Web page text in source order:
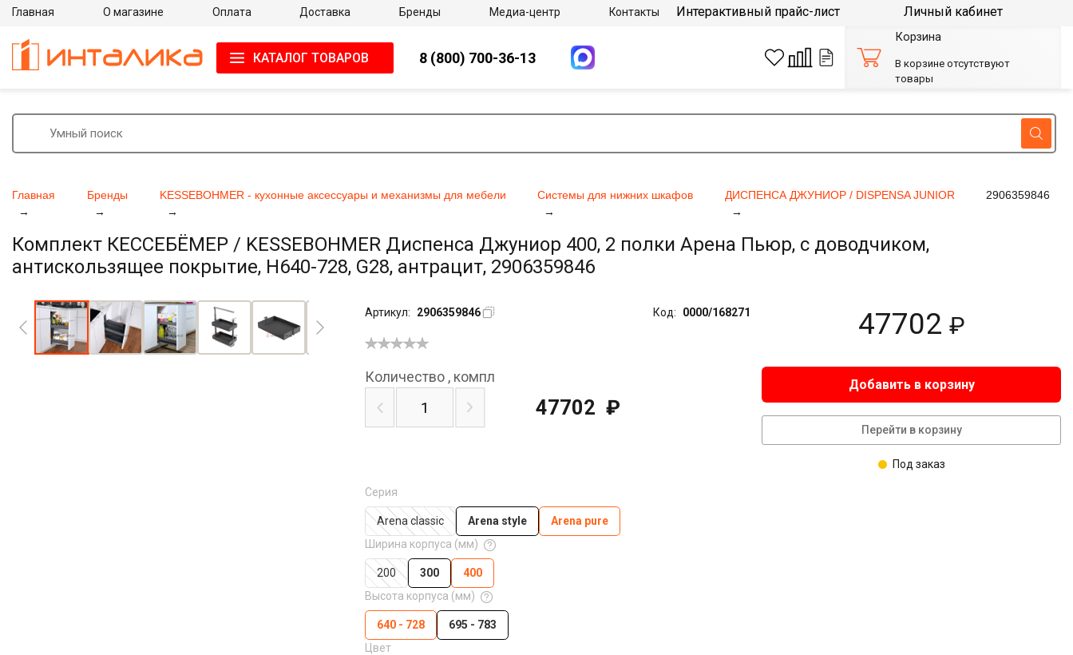
Главная Бренды KESSEBOHMER - кухонные аксессуары и механизмы для мебели Системы для нижних шкафов ДИСПЕНСА ДЖУНИОР / DISPENSA JUNIOR 2906359846
Комплект КЕССЕБЁМЕР / KESSEBOHMER Диспенса Джуниор 400, 2 полки Арена Пьюр, с доводчиком,
антискользящее покрытие, H640-728, G28, антрацит, 2906359846
Артикул: 2906359846 Код: 0000/168271 47702 ₽
Серия
Arena classic Arena style
Arena pure
Ширина корпуса (мм)
200 300
400
Высота корпуса (мм)
640 - 728
695 - 783
Цвет
Количество , компл
47702 ₽
Добавить в корзину
Перейти в корзину
Под заказ
Главная О магазине Оплата Доставка Бренды Медиа-центр Контакты Интерактивный прайс-лист Личный кабинет
КАТАЛОГ ТОВАРОВ 8 (800) 700-36-13
Корзина
В корзине отсутствуют
товары